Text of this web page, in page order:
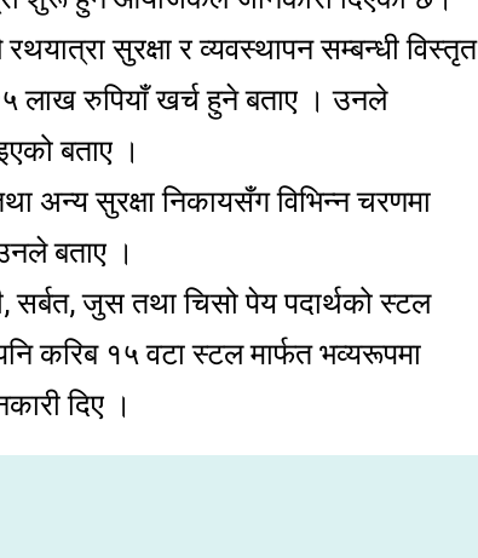
सुरक्षा र व्यवस्थापन सम्बन्धी विस्तृत
लाख रुपियाँ खर्च हुने बताए । उनले
बताए ।
अन्य सुरक्षा निकायसँग विभिन्न चरणमा
बताए ।
सर्बत, जुस तथा चिसो पेय पदार्थको स्टल
करिब १५ वटा स्टल मार्फत भव्यरूपमा
दिए ।